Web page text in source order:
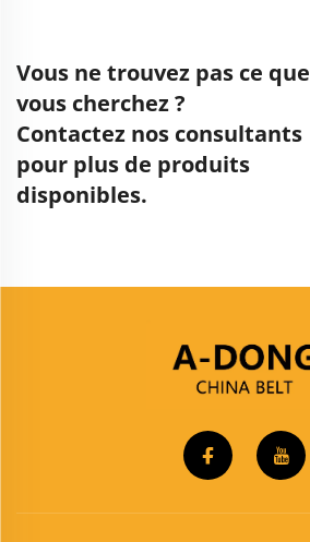
Vous ne trouvez pas ce que
vous cherchez ?
Contactez nos consultants
pour plus de produits
disponibles.